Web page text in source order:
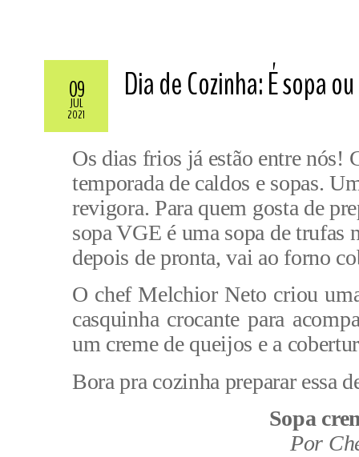
09
JUL
2021
Dia de Cozinha: É sopa
Os dias frios já estão entre nós!
temporada de caldos e sopas.
revigora. Para quem gosta de
sopa VGE é uma sopa de trufas
depois de pronta, vai ao forno
O chef Melchior Neto criou
casquinha crocante para
um creme de queijos e a
Bora pra cozinha preparar essa
Sopa
Por